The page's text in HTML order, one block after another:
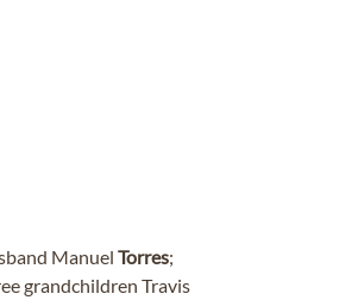
Manuel Torres;
grandchildren Travis